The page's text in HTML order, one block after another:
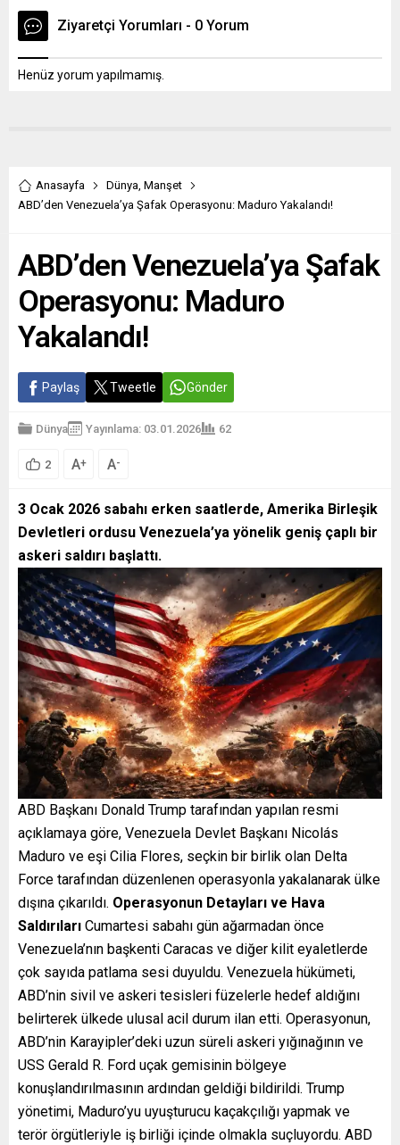
Ziyaretçi Yorumları - 0 Yorum
Henüz yorum yapılmamış.
Anasayfa Dünya, Manşet
ABD’den Venezuela’ya Şafak Operasyonu: Maduro Yakalandı!
ABD’den Venezuela’ya Şafak
Operasyonu: Maduro
Yakalandı!
Paylaş Tweetle Gönder
Dünya Yayınlama: 03.01.2026 62
2 A+ A-
3 Ocak 2026 sabahı erken saatlerde, Amerika Birleşik
Devletleri ordusu Venezuela’ya yönelik geniş çaplı bir
askeri saldırı başlattı.
ABD Başkanı Donald Trump tarafından yapılan resmi
açıklamaya göre, Venezuela Devlet Başkanı Nicolás
Maduro ve eşi Cilia Flores, seçkin bir birlik olan Delta
Force tarafından düzenlenen operasyonla yakalanarak ülke
dışına çıkarıldı. Operasyonun Detayları ve Hava
Saldırıları Cumartesi sabahı gün ağarmadan önce
Venezuela’nın başkenti Caracas ve diğer kilit eyaletlerde
çok sayıda patlama sesi duyuldu. Venezuela hükümeti,
ABD’nin sivil ve askeri tesisleri füzelerle hedef aldığını
belirterek ülkede ulusal acil durum ilan etti. Operasyonun,
ABD’nin Karayipler’deki uzun süreli askeri yığınağının ve
USS Gerald R. Ford uçak gemisinin bölgeye
konuşlandırılmasının ardından geldiği bildirildi. Trump
yönetimi, Maduro’yu uyuşturucu kaçakçılığı yapmak ve
terör örgütleriyle iş birliği içinde olmakla suçluyordu. ABD